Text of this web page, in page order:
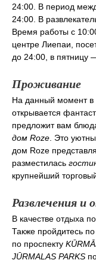
24:00. В период
24:00. В
Время работы с
центре Лиепаи,
до 24:00, в пятницу
Проживание
На данный момент в
открывается
предложит вам
дом Roze . Это
дом Roze
разместилась
крупнейший
Развлечения и
В качестве отдыха
Также пройдитесь
по проспекту
JŪRMALAS PARKS